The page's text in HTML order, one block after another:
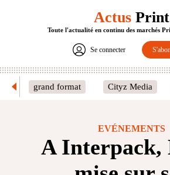
ActusPrint
Toute l'actualité en continu des marchés
Se connecter
grand format Cityz Media
EVÉNEMENTS
A Interpack,